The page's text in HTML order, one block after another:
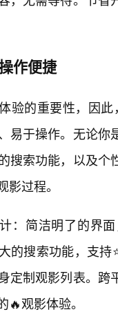
作便捷
验的重要性，因
易于操作。无论
搜索功能，以及
过程。
：简洁明了的界
的搜索功能，支
定制观影列表。
🔥观影体验。